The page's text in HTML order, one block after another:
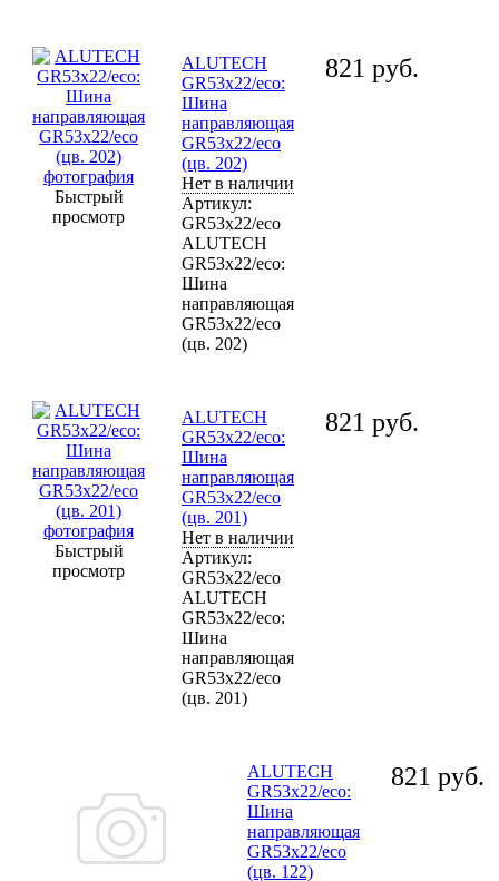
Быстрый
просмотр
ALUTECH
GR53x22/eco:
Шина
направляющая
GR53x22/eco
(цв. 202)
Нет в наличии
Артикул:
GR53x22/eco
ALUTECH
GR53x22/eco:
Шина
направляющая
GR53x22/eco
(цв. 202)
821 руб.
Быстрый
просмотр
ALUTECH
GR53x22/eco:
Шина
направляющая
GR53x22/eco
(цв. 201)
Нет в наличии
Артикул:
GR53x22/eco
ALUTECH
GR53x22/eco:
Шина
направляющая
GR53x22/eco
(цв. 201)
821 руб.
ALUTECH
GR53x22/eco:
Шина
направляющая
GR53x22/eco
(цв. 122)
821 руб.